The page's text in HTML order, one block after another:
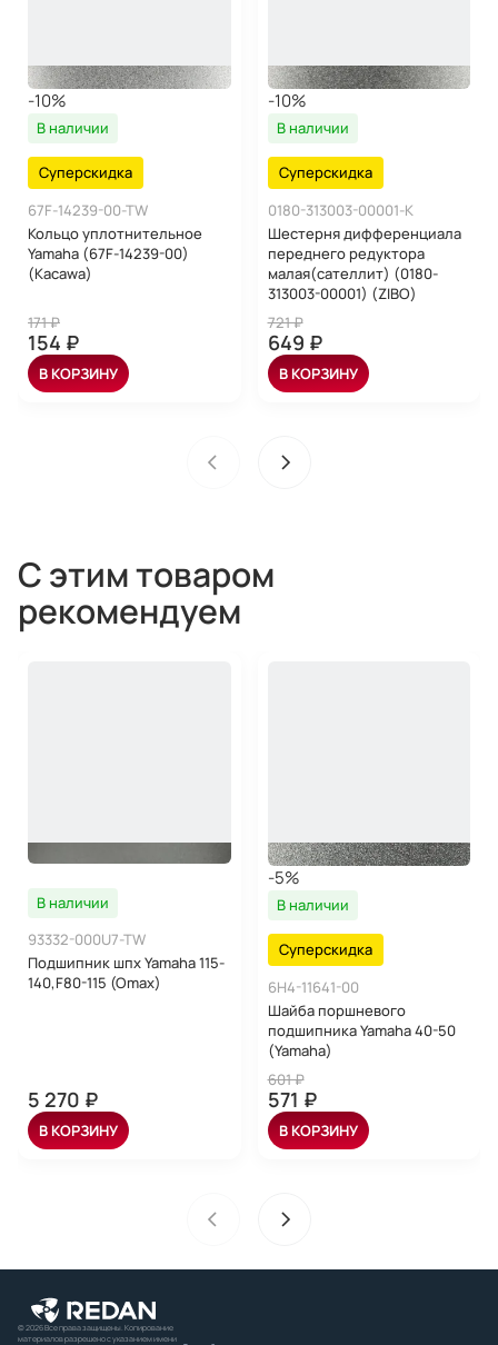
-10%
В наличии
Суперскидка
67F-14239-00-TW
Кольцо уплотнительное
Yamaha (67F-14239-00)
(Kacawa)
171 ₽
154 ₽
В КОРЗИНУ
-10%
В наличии
Суперскидка
0180-313003-00001-K
Шестерня дифференциала
переднего редуктора
малая(сателлит) (0180-
313003-00001) (ZIBO)
721 ₽
649 ₽
В КОРЗИНУ
С этим товаром
рекомендуем
В наличии
93332-000U7-TW
Подшипник шпх Yamaha 115-
140,F80-115 (Omax)
5 270 ₽
В КОРЗИНУ
-5%
В наличии
Суперскидка
6H4-11641-00
Шайба поршневого
подшипника Yamaha 40-50
(Yamaha)
601 ₽
571 ₽
В КОРЗИНУ
© 2026 Все права защищены. Копирование
материалов разрешено с указанием имени